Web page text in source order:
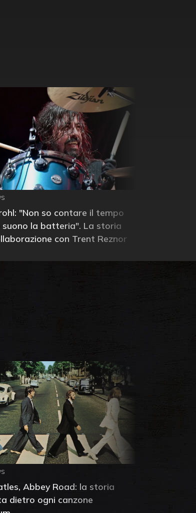
"Non so contare il tempo
suono la batteria". La storia
con Trent Reznor
Abbey Road: la storia
dietro ogni canzone